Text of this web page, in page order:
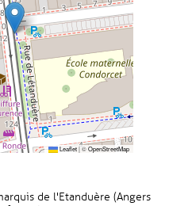
Leaflet|©OpenStreetMap
de l'Etanduère (Angers